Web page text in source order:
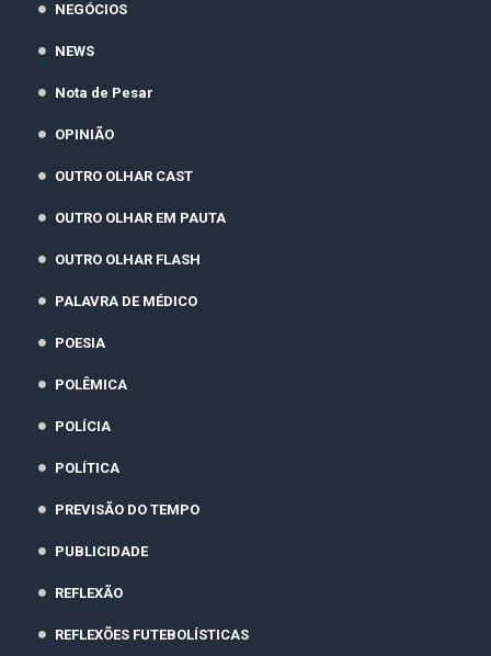
NEGÓCIOS
NEWS
Nota de Pesar
OPINIÃO
OUTRO OLHAR CAST
OUTRO OLHAR EM PAUTA
OUTRO OLHAR FLASH
PALAVRA DE MÉDICO
POESIA
POLÊMICA
POLÍCIA
POLÍTICA
PREVISÃO DO TEMPO
PUBLICIDADE
REFLEXÃO
REFLEXÕES FUTEBOLÍSTICAS